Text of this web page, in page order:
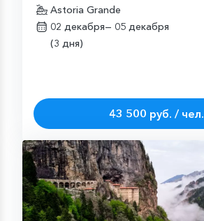
Astoria Grande
02 декабря— 05 декабря
(3 дня)
43 500 руб. / чел.